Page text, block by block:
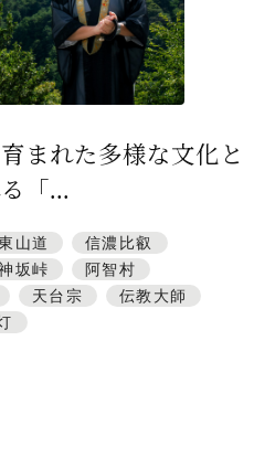
まれた多様な文化と
「...
山道
信濃比叡
坂峠
阿智村
天台宗
伝教大師